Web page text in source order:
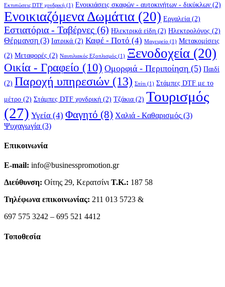
Εκτυπώσεις DTF χονδρική (1) Ενοικιάσεις σκαφών - αυτοκινήτων - δικύκλων (2)
Ενοικιαζόμενα Δωμάτια (20) Εργαλεία (2)
Εστιατόρια - Ταβέρνες (6) Ηλεκτρικά είδη (2) Ηλεκτρολόγος (2)
Θέρμανση (3) Ιατρικά (2) Καφέ - Ποτό (4) Μαγειρείο (1) Μετακομίσεις
(2) Μεταφορές (2) Ναυτιλιακός Εξοπλισμός (1) Ξενοδοχεία (20)
Οικία - Γραφείο (10) Ομορφιά - Περιποίηση (5) Παιδί
(2) Παροχή υπηρεσιών (13) Σπίτι (1) Στάμπες DTF με το
μέτρο (2) Στάμπες DTF χονδρική (2) Τζάκια (2) Τουρισμός
(27) Υγεία (4) Φαγητό (8) Χαλιά - Καθαρισμός (3)
Ψυχαγωγία (3)
Επικοινωνία
E-mail: info@businesspromotion.gr
Διεύθυνση: Οίτης 29, ΚερατσίνιΤ.Κ.: 187 58
Τηλέφωνα επικοινωνίας: 211 013 5723 &
697 575 3242 – 695 521 4412
Τοποθεσία